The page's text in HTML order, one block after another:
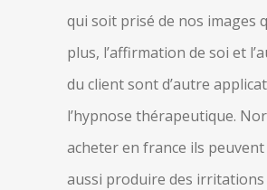
qui soit prisé de nos images
plus, l’affirmation de soi et
du client sont d’autre
l’hypnose thérapeutique.
acheter en france ils peuvent
aussi produire des irritations